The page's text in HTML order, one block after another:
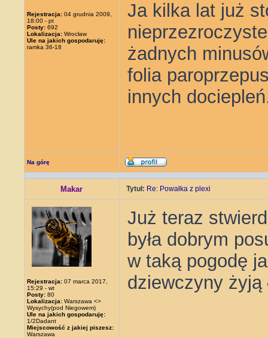
Rejestracja: 04 grudnia 2009,
18:00 - pt
Posty: 692
Lokalizacja: Wrocław
Ule na jakich gospodaruję:
ramka 36-18
Ja kilka lat już
żadnych
folia
innych
Na górę
Makar Tytuł: Re: Powałka z plexi
Rejestracja: 07 marca 2017,
15:29 - wt
Posty: 80
Lokalizacja: Warszawa <>
Wysychy(pod Niegowem)
Ule na jakich gospodaruję:
1/2Dadant
Miejscowość z jakiej piszesz:
Warszawa
Już teraz
była dobrym
w taką pogodę
dziewczyny żyją